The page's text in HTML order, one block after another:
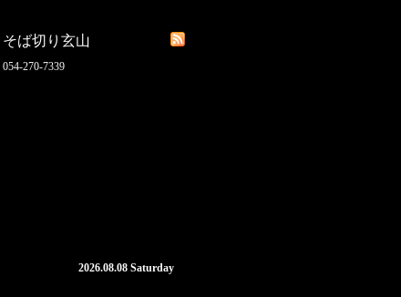
そば切り玄山
054-270-7339
2026.08.08 Saturday